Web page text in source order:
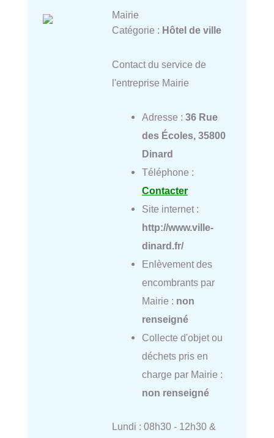
Mairie
Catégorie : Hôtel de ville
Contact du service de
l'entreprise Mairie
Adresse : 36 Rue
des Écoles, 35800
Dinard
Téléphone :
Contacter
Site internet :
http://www.ville-
dinard.fr/
Enlèvement des
encombrants par
Mairie : non
renseigné
Collecte d'objet ou
déchets pris en
charge par Mairie :
non renseigné
Lundi : 08h30 - 12h30 &